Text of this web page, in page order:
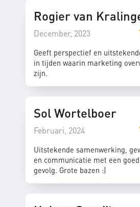
Rogier van
December, 2023
Geeft perspectief en
in tijden waarin marketing
zijn.
Sol Wortelboer
Februari, 2024
Uitstekende samenwerking,
en communicatie met een
gevolg. Grote bazen :)